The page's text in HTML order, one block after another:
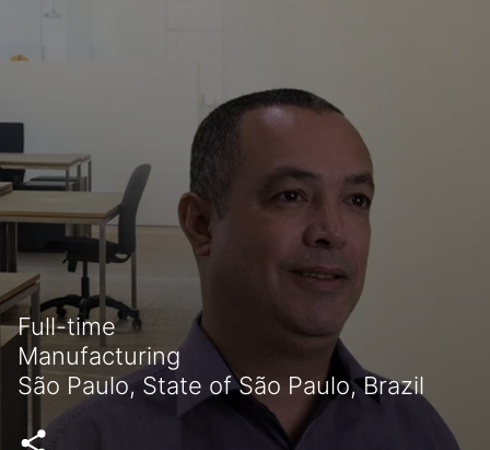
Full-time
Manufacturing
São Paulo, State of São Paulo, Brazil